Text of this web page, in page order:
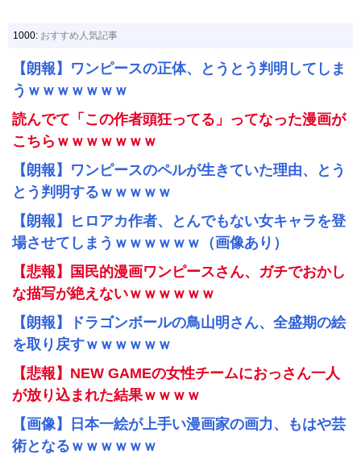
1000: おすすめ人気記事
【朗報】ワンピースの正体、とうとう判明してしま
うｗｗｗｗｗｗｗ
読んでて「この作者頭狂ってる」ってなった漫画が
こちらｗｗｗｗｗｗｗ
【朗報】ワンピースのペルが生きていた理由、とう
とう判明するｗｗｗｗｗ
【朗報】ヒロアカ作者、とんでもない女キャラを登
場させてしまうｗｗｗｗｗｗ（画像あり）
【悲報】国民的漫画ワンピースさん、ガチでおかし
な描写が絶えないｗｗｗｗｗｗ
【朗報】ドラゴンボールの鳥山明さん、全盛期の絵
を取り戻すｗｗｗｗｗｗ
【悲報】NEW GAMEの女性チームにおっさん一人
が放り込まれた結果ｗｗｗｗ
【画像】日本一絵が上手い漫画家の画力、もはや芸
術となるｗｗｗｗｗｗ